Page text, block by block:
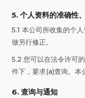
5. 个人资料的准确性
5.1 本公司所收集的个
做另行修正。
5.2 您可以在法令许可
件下，要求(a)查询。本
6. 查询与通知